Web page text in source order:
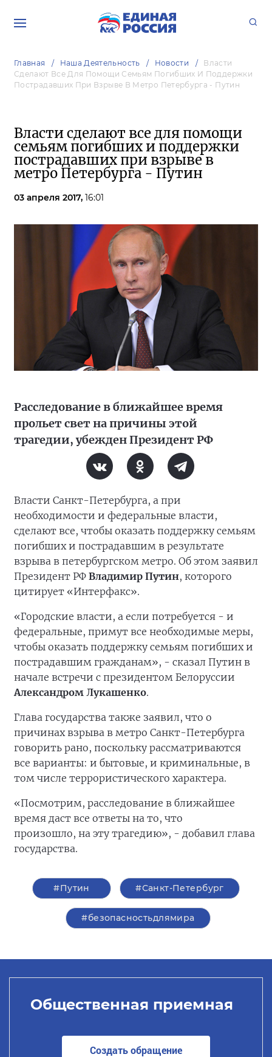
Главная Наша Деятельность Новости
Власти
Сделают Все Для Помощи Семьям Погибших И Поддержки
Пострадавших При Взрыве В Метро Петербурга - Путин
Власти сделают все для помощи
семьям погибших и поддержки
пострадавших при взрыве в
метро Петербурга - Путин
03 апреля 2017, 16:01
Расследование в ближайшее время
прольет свет на причины этой
трагедии, убежден Президент РФ
Власти Санкт-Петербурга, а при
необходимости и федеральные власти,
сделают все, чтобы оказать поддержку семьям
погибших и пострадавшим в результате
взрыва в петербургском метро. Об этом заявил
Президент РФ Владимир Путин, которого
цитирует «Интерфакс».
«Городские власти, а если потребуется - и
федеральные, примут все необходимые меры,
чтобы оказать поддержку семьям погибших и
пострадавшим гражданам», - сказал Путин в
начале встречи с президентом Белоруссии
Александром Лукашенко.
Глава государства также заявил, что о
причинах взрыва в метро Санкт-Петербурга
говорить рано, поскольку рассматриваются
все варианты: и бытовые, и криминальные, в
том числе террористического характера.
«Посмотрим, расследование в ближайшее
время даст все ответы на то, что
произошло, на эту трагедию», - добавил глава
государства.
#Путин #Санкт-Петербург
#безопасностьдлямира
Общественная приемная
Создать обращение